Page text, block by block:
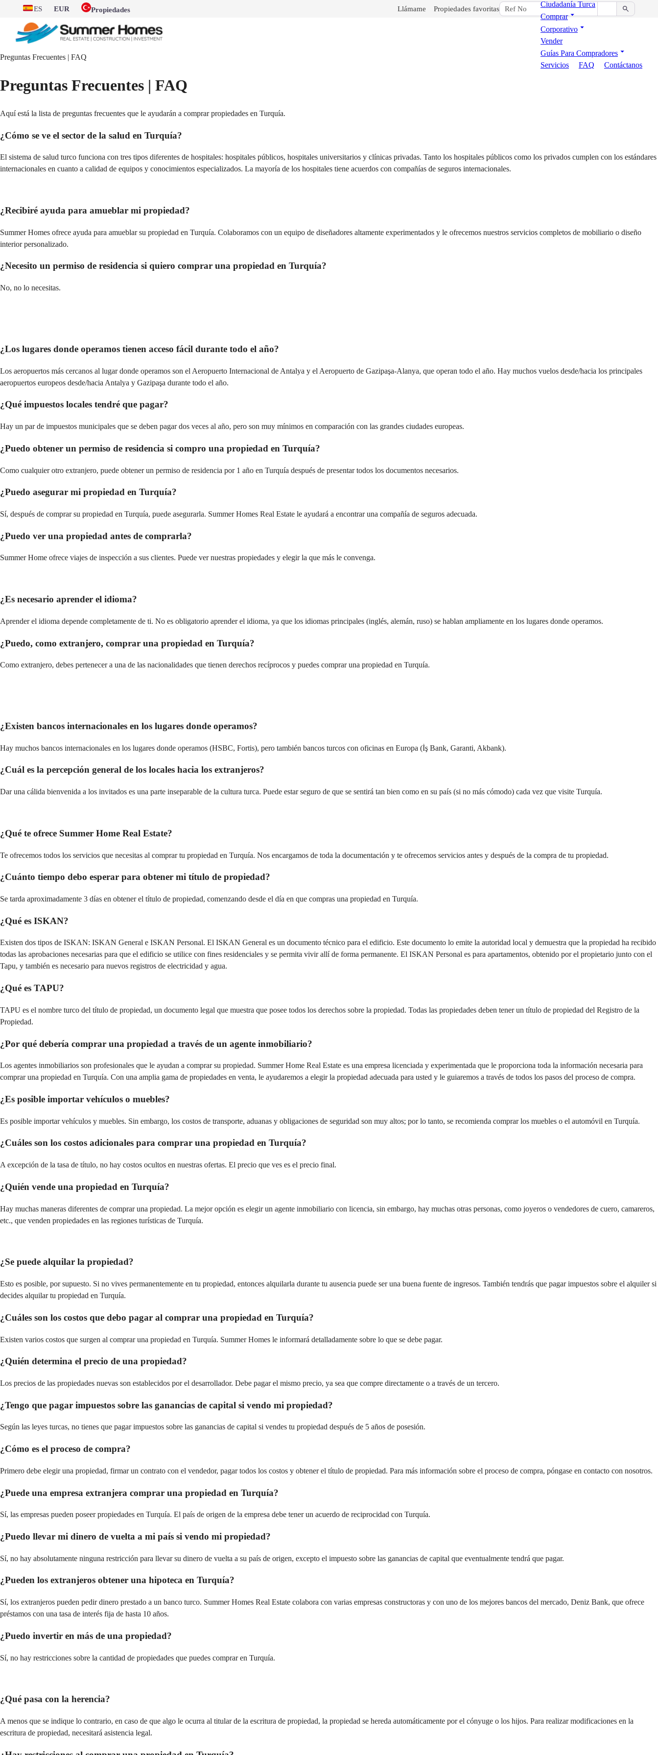
ES EUR Propiedades Llámame Propiedades favoritas
Ciudadanía Turca
Comprar
Corporativo
Vender
Guías Para Compradores
Servicios
FAQ Contáctanos
Preguntas Frecuentes | FAQ
Preguntas Frecuentes | FAQ
Aquí está la lista de preguntas frecuentes que le ayudarán a comprar propiedades en Turquía.
¿Cómo se ve el sector de la salud en Turquía?
El sistema de salud turco funciona con tres tipos diferentes de hospitales: hospitales públicos, hospitales universitarios y clínicas privadas. Tanto los hospitales públicos como los privados cumplen con los estándares
internacionales en cuanto a calidad de equipos y conocimientos especializados. La mayoría de los hospitales tiene acuerdos con compañías de seguros internacionales.
¿Recibiré ayuda para amueblar mi propiedad?
Summer Homes ofrece ayuda para amueblar su propiedad en Turquía. Colaboramos con un equipo de diseñadores altamente experimentados y le ofrecemos nuestros servicios completos de mobiliario o diseño
interior personalizado.
¿Necesito un permiso de residencia si quiero comprar una propiedad en Turquía?
No, no lo necesitas.
¿Los lugares donde operamos tienen acceso fácil durante todo el año?
Los aeropuertos más cercanos al lugar donde operamos son el Aeropuerto Internacional de Antalya y el Aeropuerto de Gazipaşa-Alanya, que operan todo el año. Hay muchos vuelos desde/hacia los principales
aeropuertos europeos desde/hacia Antalya y Gazipaşa durante todo el año.
¿Qué impuestos locales tendré que pagar?
Hay un par de impuestos municipales que se deben pagar dos veces al año, pero son muy mínimos en comparación con las grandes ciudades europeas.
¿Puedo obtener un permiso de residencia si compro una propiedad en Turquía?
Como cualquier otro extranjero, puede obtener un permiso de residencia por 1 año en Turquía después de presentar todos los documentos necesarios.
¿Puedo asegurar mi propiedad en Turquía?
Sí, después de comprar su propiedad en Turquía, puede asegurarla. Summer Homes Real Estate le ayudará a encontrar una compañía de seguros adecuada.
¿Puedo ver una propiedad antes de comprarla?
Summer Home ofrece viajes de inspección a sus clientes. Puede ver nuestras propiedades y elegir la que más le convenga.
¿Es necesario aprender el idioma?
Aprender el idioma depende completamente de ti. No es obligatorio aprender el idioma, ya que los idiomas principales (inglés, alemán, ruso) se hablan ampliamente en los lugares donde operamos.
¿Puedo, como extranjero, comprar una propiedad en Turquía?
Como extranjero, debes pertenecer a una de las nacionalidades que tienen derechos recíprocos y puedes comprar una propiedad en Turquía.
¿Existen bancos internacionales en los lugares donde operamos?
Hay muchos bancos internacionales en los lugares donde operamos (HSBC, Fortis), pero también bancos turcos con oficinas en Europa (İş Bank, Garanti, Akbank).
¿Cuál es la percepción general de los locales hacia los extranjeros?
Dar una cálida bienvenida a los invitados es una parte inseparable de la cultura turca. Puede estar seguro de que se sentirá tan bien como en su país (si no más cómodo) cada vez que visite Turquía.
¿Qué te ofrece Summer Home Real Estate?
Te ofrecemos todos los servicios que necesitas al comprar tu propiedad en Turquía. Nos encargamos de toda la documentación y te ofrecemos servicios antes y después de la compra de tu propiedad.
¿Cuánto tiempo debo esperar para obtener mi título de propiedad?
Se tarda aproximadamente 3 días en obtener el título de propiedad, comenzando desde el día en que compras una propiedad en Turquía.
¿Qué es ISKAN?
Existen dos tipos de ISKAN: ISKAN General e ISKAN Personal. El ISKAN General es un documento técnico para el edificio. Este documento lo emite la autoridad local y demuestra que la propiedad ha recibido
todas las aprobaciones necesarias para que el edificio se utilice con fines residenciales y se permita vivir allí de forma permanente. El ISKAN Personal es para apartamentos, obtenido por el propietario junto con el
Tapu, y también es necesario para nuevos registros de electricidad y agua.
¿Qué es TAPU?
TAPU es el nombre turco del título de propiedad, un documento legal que muestra que posee todos los derechos sobre la propiedad. Todas las propiedades deben tener un título de propiedad del Registro de la
Propiedad.
¿Por qué debería comprar una propiedad a través de un agente inmobiliario?
Los agentes inmobiliarios son profesionales que le ayudan a comprar su propiedad. Summer Home Real Estate es una empresa licenciada y experimentada que le proporciona toda la información necesaria para
comprar una propiedad en Turquía. Con una amplia gama de propiedades en venta, le ayudaremos a elegir la propiedad adecuada para usted y le guiaremos a través de todos los pasos del proceso de compra.
¿Es posible importar vehículos o muebles?
Es posible importar vehículos y muebles. Sin embargo, los costos de transporte, aduanas y obligaciones de seguridad son muy altos; por lo tanto, se recomienda comprar los muebles o el automóvil en Turquía.
¿Cuáles son los costos adicionales para comprar una propiedad en Turquía?
A excepción de la tasa de título, no hay costos ocultos en nuestras ofertas. El precio que ves es el precio final.
¿Quién vende una propiedad en Turquía?
Hay muchas maneras diferentes de comprar una propiedad. La mejor opción es elegir un agente inmobiliario con licencia, sin embargo, hay muchas otras personas, como joyeros o vendedores de cuero, camareros,
etc., que venden propiedades en las regiones turísticas de Turquía.
¿Se puede alquilar la propiedad?
Esto es posible, por supuesto. Si no vives permanentemente en tu propiedad, entonces alquilarla durante tu ausencia puede ser una buena fuente de ingresos. También tendrás que pagar impuestos sobre el alquiler si
decides alquilar tu propiedad en Turquía.
¿Cuáles son los costos que debo pagar al comprar una propiedad en Turquía?
Existen varios costos que surgen al comprar una propiedad en Turquía. Summer Homes le informará detalladamente sobre lo que se debe pagar.
¿Quién determina el precio de una propiedad?
Los precios de las propiedades nuevas son establecidos por el desarrollador. Debe pagar el mismo precio, ya sea que compre directamente o a través de un tercero.
¿Tengo que pagar impuestos sobre las ganancias de capital si vendo mi propiedad?
Según las leyes turcas, no tienes que pagar impuestos sobre las ganancias de capital si vendes tu propiedad después de 5 años de posesión.
¿Cómo es el proceso de compra?
Primero debe elegir una propiedad, firmar un contrato con el vendedor, pagar todos los costos y obtener el título de propiedad. Para más información sobre el proceso de compra, póngase en contacto con nosotros.
¿Puede una empresa extranjera comprar una propiedad en Turquía?
Sí, las empresas pueden poseer propiedades en Turquía. El país de origen de la empresa debe tener un acuerdo de reciprocidad con Turquía.
¿Puedo llevar mi dinero de vuelta a mi país si vendo mi propiedad?
Sí, no hay absolutamente ninguna restricción para llevar su dinero de vuelta a su país de origen, excepto el impuesto sobre las ganancias de capital que eventualmente tendrá que pagar.
¿Pueden los extranjeros obtener una hipoteca en Turquía?
Sí, los extranjeros pueden pedir dinero prestado a un banco turco. Summer Homes Real Estate colabora con varias empresas constructoras y con uno de los mejores bancos del mercado, Deniz Bank, que ofrece
préstamos con una tasa de interés fija de hasta 10 años.
¿Puedo invertir en más de una propiedad?
Sí, no hay restricciones sobre la cantidad de propiedades que puedes comprar en Turquía.
¿Qué pasa con la herencia?
A menos que se indique lo contrario, en caso de que algo le ocurra al titular de la escritura de propiedad, la propiedad se hereda automáticamente por el cónyuge o los hijos. Para realizar modificaciones en la
escritura de propiedad, necesitará asistencia legal.